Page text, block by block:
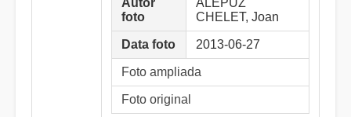
Autor
foto
ALEPUZ
CHELET, Joan
Data foto 2013-06-27
Foto ampliada
Foto original